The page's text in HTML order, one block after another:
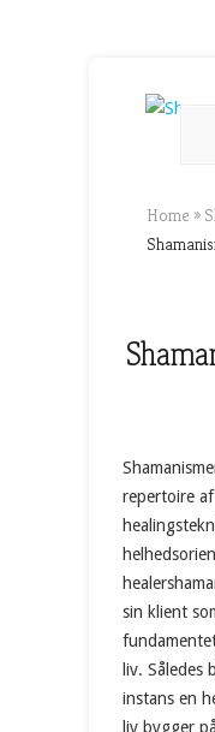
Home »
repertoire
sin klient
liv. Således
instans en
liv bygger